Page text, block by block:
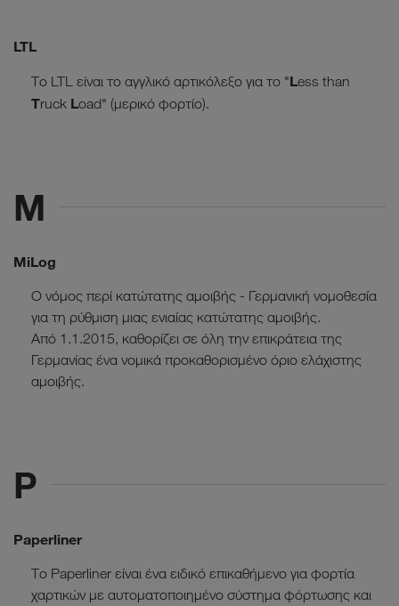
LTL
Το LTL είναι το αγγλικό αρτικόλεξο για το "Less than
Truck Load" (μερικό φορτίο).
M
MiLog
Ο νόμος περί κατώτατης αμοιβής - Γερμανική νομοθεσία
για τη ρύθμιση μιας ενιαίας κατώτατης αμοιβής.
Από 1.1.2015, καθορίζει σε όλη την επικράτεια της
Γερμανίας ένα νομικά προκαθορισμένο όριο ελάχιστης
αμοιβής.
P
Paperliner
Το Paperliner είναι ένα ειδικό επικαθήμενο για φορτία
χαρτικών με αυτοματοποιημένο σύστημα φόρτωσης και